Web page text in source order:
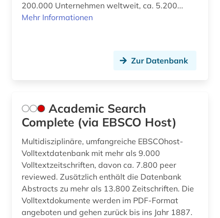
bilanzen (5)
bildung (10)
bildungschancen (2)
bildungsfinanzierung (1)
bildungsforschung (3)
bildungsinvestition (2)
bildungspolitik (1)
200.000 Unternehmen weltweit, ca. 5.200...
Mehr Informationen
Zur Datenbank
Academic Search
Complete (via EBSCO Host)
Multidisziplinäre, umfangreiche EBSCOhost-
Volltextdatenbank mit mehr als 9.000
Volltextzeitschriften, davon ca. 7.800 peer
reviewed. Zusätzlich enthält die Datenbank
Abstracts zu mehr als 13.800 Zeitschriften. Die
Volltextdokumente werden im PDF-Format
angeboten und gehen zurück bis ins Jahr 1887.